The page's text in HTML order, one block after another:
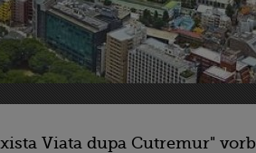
Viata dupa Cutremur"